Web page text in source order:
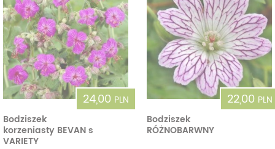
24,00 PLN
Bodziszek
korzeniasty BEVAN s
VARIETY
22,00 PLN
Bodziszek
RÓŻNOBARWNY